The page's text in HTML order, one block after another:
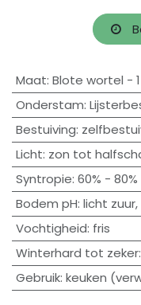
Maat: Blote wortel -
Onderstam:
Bestuiving:
Licht: zon tot
Syntropie: 60% -
Bodem pH: licht zuur,
Vochtigheid: fris
Winterhard tot zeker:
Gebruik: keuken